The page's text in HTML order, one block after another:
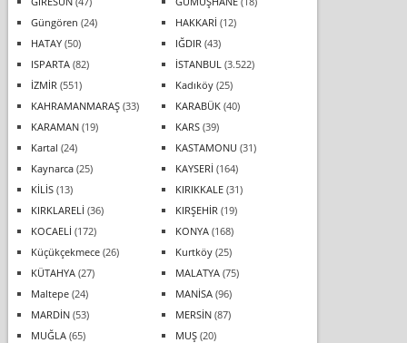
Güngören (24) HAKKARİ (12)
HATAY(50) IĞDIR (43)
ISPARTA(82) İSTANBUL (3.522)
İZMİR (551) Kadıköy(25)
KAHRAMANMARAŞ(33) KARABÜK(40)
KARAMAN(19) KARS(39)
Kartal (24) KASTAMONU (31)
Kaynarca(25) KAYSERİ (164)
KİLİS(13) KIRIKKALE(31)
KIRKLARELİ (36) KIRŞEHİR (19)
KOCAELİ (172) KONYA(168)
Küçükçekmece(26) Kurtköy(25)
KÜTAHYA(27) MALATYA(75)
Maltepe(24) MANİSA(96)
MARDİN(53) MERSİN(87)
MUĞLA(65) MUŞ(20)